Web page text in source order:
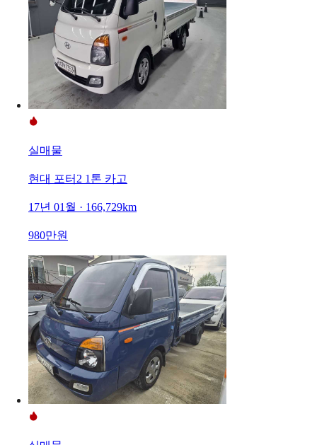
실매물
현대 포터2 1톤 카고
17년 01월 · 166,729km
980만원